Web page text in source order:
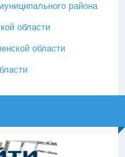
района
области
области